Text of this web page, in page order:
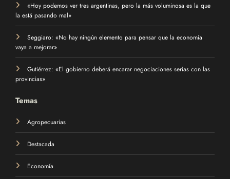
«Hoy podemos ver tres argentinas, pero la más voluminosa es la que
la está pasando mal»
Seggiaro: «No hay ningún elemento para pensar que la economía
vaya a mejorar»
Gutiérrez: «El gobierno deberá encarar negociaciones serias con las
provincias»
Temas
Agropecuarias
Destacada
Economía